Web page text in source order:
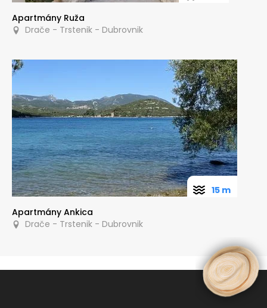
Apartmány Ruža
Drače - Trstenik - Dubrovnik
Apartmány Ankica
Drače - Trstenik - Dubrovnik
15 m